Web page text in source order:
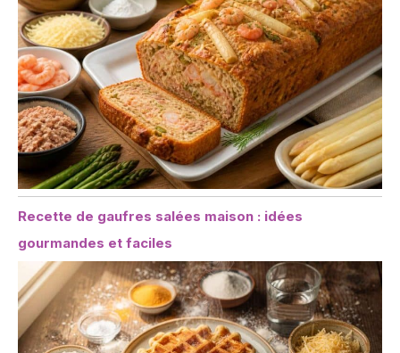
Recette de gaufres salées maison : idées
gourmandes et faciles